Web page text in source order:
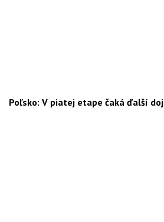
Poľsko: V piatej etape čaká ďalší